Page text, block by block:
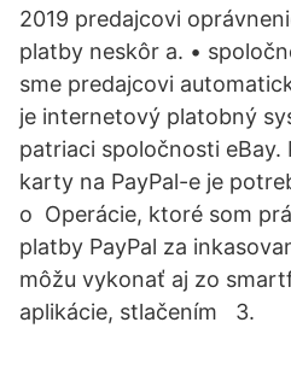
2019 predajcovi
platby neskôr a. •
sme predajcovi
je internetový platobný
patriaci spoločnosti
karty na PayPal-e je
o Operácie, ktoré som
platby PayPal za
môžu vykonať aj zo
aplikácie, stlačením 3.